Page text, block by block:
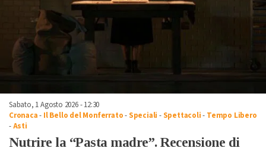
Sabato, 1 Agosto 2026 - 12:30
Cronaca- Il Bello del Monferrato-Speciali -Spettacoli- Tempo Libero
-Asti
Nutrire la “Pasta madre”. Recensione di